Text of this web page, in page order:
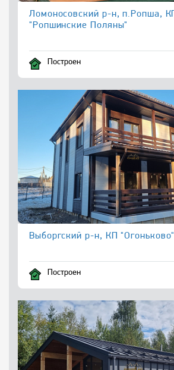
Ломоносовский р-н, п.Ропша, КП
"Ропшинские Поляны"
Построен
Выборгский р-н, КП "Огоньково"
Построен